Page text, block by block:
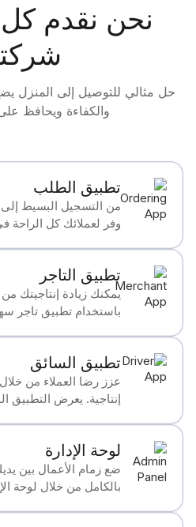
نحن نقدم كل
حل مثالي للتوصيل إلى المنزل يضع
والكفاءة ويحافظ
تطبيق الطلب
من التسجيل البسيط إلى
وفر لعملائك كل الراحة
تطبيق التاجر
يمكنك زيادة إنتاجيتك
باستخدام تطبيق تاجر
تطبيق السائق
عزز رضا العملاء من
إنتاجية. يعرض التطبيق
لوحة الإدارة
ضع زمام الأعمال بين
بالكامل من خلال لوحة